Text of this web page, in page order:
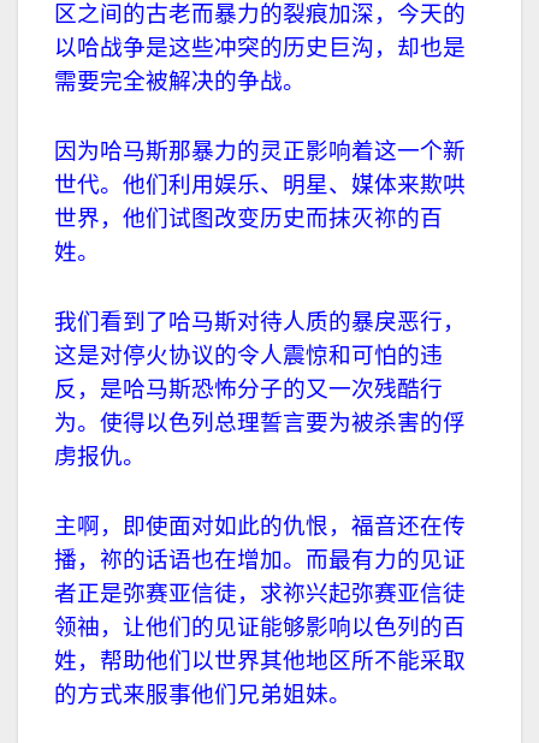
区之间的古老而暴力的裂痕加深，今天的
以哈战争是这些冲突的历史巨沟，却也是
需要完全被解决的争战。
因为哈马斯那暴力的灵正影响着这一个新
世代。他们利用娱乐、明星、媒体来欺哄
世界，他们试图改变历史而抹灭祢的百
姓。
我们看到了哈马斯对待人质的暴戾恶行，
这是对停火协议的令人震惊和可怕的违
反，是哈马斯恐怖分子的又一次残酷行
为。使得以色列总理誓言要为被杀害的俘
虏报仇。
主啊，即使面对如此的仇恨，福音还在传
播，祢的话语也在增加。而最有力的见证
者正是弥赛亚信徒，求祢兴起弥赛亚信徒
领䄂，让他们的见证能够影响以色列的百
姓，帮助他们以世界其他地区所不能采取
的方式来服事他们兄弟姐妹。